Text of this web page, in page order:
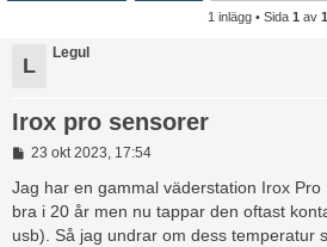
1 inlägg • Sida 1 av 1
L
Legul
Irox pro sensorer
l
ä
g
g
23 okt 2023, 17:54
Jag har en gammal väderstation Irox
bra i 20 år men nu tappar den oftast
usb). Så jag undrar om dess temperatur